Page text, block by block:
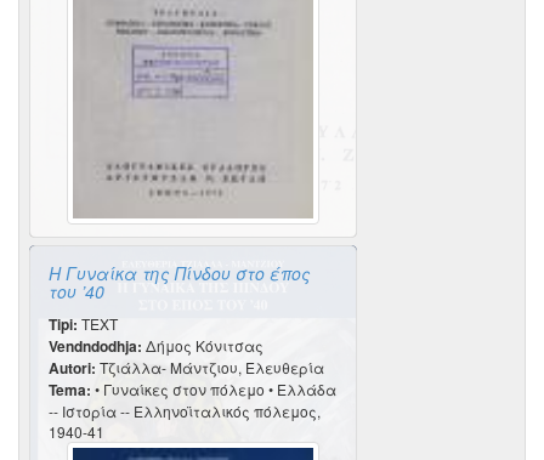
Η Γυναίκα της Πίνδου στο έπος
του ’40
Tipi: TEXT
Vendndodhja: Δήμος Κόνιτσας
Autori: Τζιάλλα- Μάντζιου, Ελευθερία
Tema: • Γυναίκες στον πόλεμο • Ελλάδα
-- Ιστορία -- Ελληνοϊταλικός πόλεμος,
1940-41